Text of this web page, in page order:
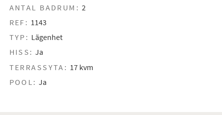
ANTAL BADRUM: 2
REF: 1143
TYP: Lägenhet
HISS: Ja
TERRASSYTA: 17 kvm
POOL: Ja